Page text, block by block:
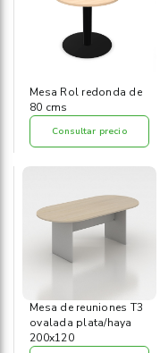
Seguridad
Mesa Rol redonda de
80 cms
Consultar precio
Mesa de reuniones T3
ovalada plata/haya
200x120